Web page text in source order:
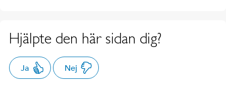
Hjälpte den här sidan dig?
Ja Nej